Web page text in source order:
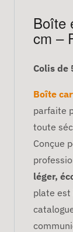
Boîte
cm –
Colis de
Boîte
parfaite
toute
Conçue
léger,
plate est